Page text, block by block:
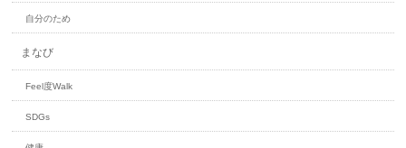
自分のため
まなび
Feel度Walk
SDGs